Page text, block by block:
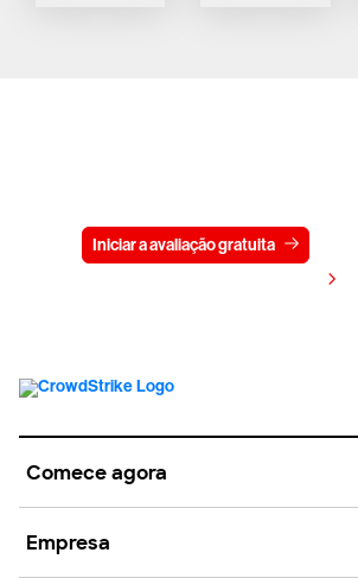
Iniciar a avaliação gratuita
Comece agora
Empresa